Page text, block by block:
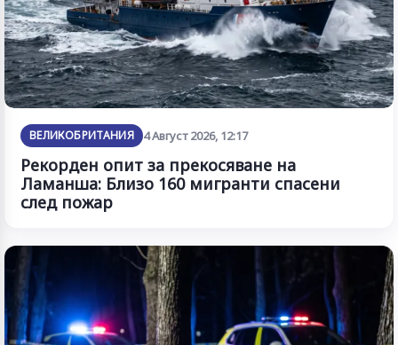
ВЕЛИКОБРИТАНИЯ 4 Август 2026, 12:17
Рекорден опит за прекосяване на
Ламанша: Близо 160 мигранти спасени
след пожар